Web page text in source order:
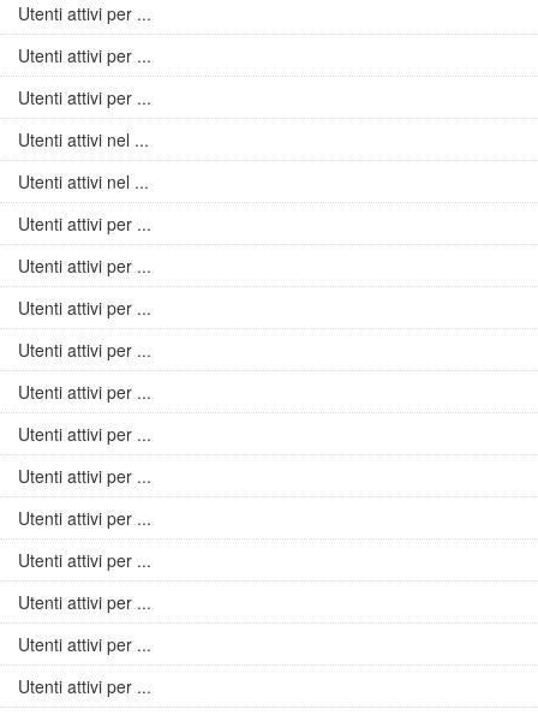
Utenti attivi per ...
Utenti attivi per ...
Utenti attivi per ...
Utenti attivi nel ...
Utenti attivi nel ...
Utenti attivi per ...
Utenti attivi per ...
Utenti attivi per ...
Utenti attivi per ...
Utenti attivi per ...
Utenti attivi per ...
Utenti attivi per ...
Utenti attivi per ...
Utenti attivi per ...
Utenti attivi per ...
Utenti attivi per ...
Utenti attivi per ...